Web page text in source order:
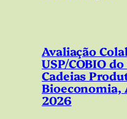
Avaliação
USP/COBIO
Cadeias
Bioeconomia,
2026